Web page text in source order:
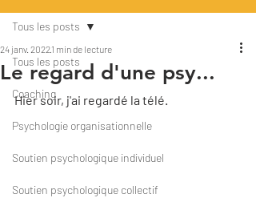
Tous les posts
Coaching
Psychologie organisationnelle
Soutien psychologique individuel
Soutien psychologique collectif
Tous les posts
Le regard d'une psy...
24 janv. 20221 min de lecture
Hier soir, j'ai regardé la télé.